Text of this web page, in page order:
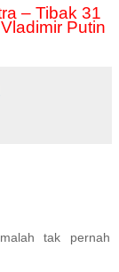
– Tibak 31
Putin
tak pernah